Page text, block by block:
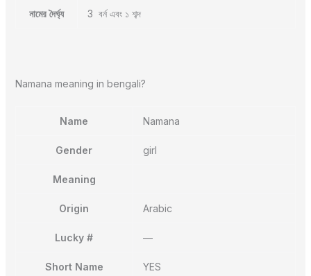
নামের দৈর্ঘ্য 3 বর্ন এবং ১ শব্দ
Namana meaning in bengali?
Name Namana
Gender girl
Meaning
Origin Arabic
Lucky # —
Short Name YES